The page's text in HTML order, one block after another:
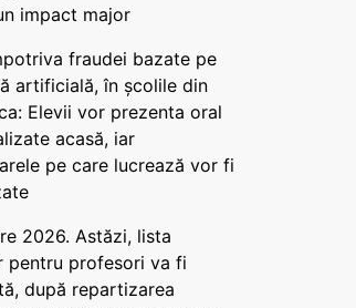
impact major
fraudei bazate pe
artificială, în școlile din
Elevii vor prezenta oral
acasă, iar
pe care lucrează vor fi
2026. Astăzi, lista
pentru profesori va fi
după repartizarea